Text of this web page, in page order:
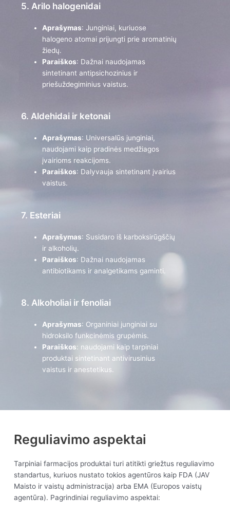
5. Arilo halogenidai
Aprašymas: Junginiai, kuriuose
halogeno atomai prijungti prie aromatinių
žiedų.
Paraiškos: Dažnai naudojamas
sintetinant antipsichozinius ir
priešuždegiminius vaistus.
6. Aldehidai ir ketonai
Aprašymas: Universalūs junginiai,
naudojami kaip pradinės medžiagos
įvairioms reakcijoms.
Paraiškos: Dalyvauja sintetinant įvairius
vaistus.
7. Esteriai
Aprašymas: Susidaro iš karboksirūgščių
ir alkoholių.
Paraiškos: Dažnai naudojamas
antibiotikams ir analgetikams gaminti.
8. Alkoholiai ir fenoliai
Aprašymas: Organiniai junginiai su
hidroksilo funkcinėmis grupėmis.
Paraiškos: naudojami kaip tarpiniai
produktai sintetinant antivirusinius
vaistus ir anestetikus.
Reguliavimo aspektai
Tarpiniai farmacijos produktai turi atitikti griežtus reguliavimo
standartus, kuriuos nustato tokios agentūros kaip FDA (JAV
Maisto ir vaistų administracija) arba EMA (Europos vaistų
agentūra). Pagrindiniai reguliavimo aspektai: